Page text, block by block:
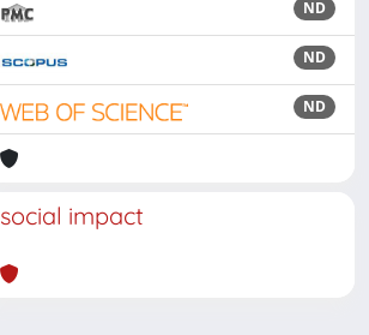
ND
ND
ND
social impact